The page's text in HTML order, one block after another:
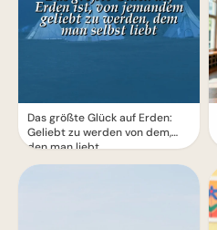
Das größte Glück auf Erden:
Geliebt zu werden von dem,
den man liebt